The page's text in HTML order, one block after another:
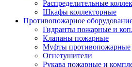
Распределительные
Шкафы коллекторные
Противопожарное
Гидранты пожарные и
Клапаны пожарные
Муфты противопожарные
Огнетушители
Рукава пожарные и